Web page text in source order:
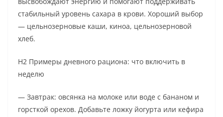
стабильный уровень сахара в крови. Хороший выбор
— цельнозерновые каши, киноа, цельнозерновой
хлеб.
H2 Примеры дневного рациона: что включить в
неделю
— Завтрак: овсянка на молоке или воде с бананом и
горсткой орехов. Добавьте ложку йогурта или кефира